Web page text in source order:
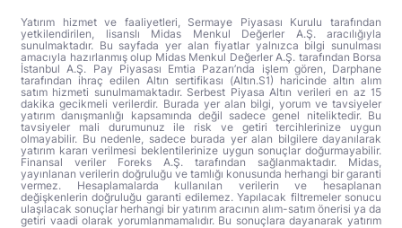
Yatırım hizmet ve faaliyetleri, Sermaye Piyasası Kurulu tarafından
yetkilendirilen, lisanslı Midas Menkul Değerler A.Ş. aracılığıyla
sunulmaktadır. Bu sayfada yer alan fiyatlar yalnızca bilgi sunulması
amacıyla hazırlanmış olup Midas Menkul Değerler A.Ş. tarafından Borsa
İstanbul A.Ş. Pay Piyasası Emtia Pazarı’nda işlem gören, Darphane
tarafından ihraç edilen Altın sertifikası (Altın.S1) haricinde altın alım
satım hizmeti sunulmamaktadır. Serbest Piyasa Altın verileri en az 15
dakika gecikmeli verilerdir. Burada yer alan bilgi, yorum ve tavsiyeler
yatırım danışmanlığı kapsamında değil sadece genel niteliktedir. Bu
tavsiyeler mali durumunuz ile risk ve getiri tercihlerinize uygun
olmayabilir. Bu nedenle, sadece burada yer alan bilgilere dayanılarak
yatırım kararı verilmesi beklentilerinize uygun sonuçlar doğurmayabilir.
Finansal veriler Foreks A.Ş. tarafından sağlanmaktadır. Midas,
yayınlanan verilerin doğruluğu ve tamlığı konusunda herhangi bir garanti
vermez. Hesaplamalarda kullanılan verilerin ve hesaplanan
değişkenlerin doğruluğu garanti edilemez. Yapılacak filtremeler sonucu
ulaşılacak sonuçlar herhangi bir yatırım aracının alım-satım önerisi ya da
getiri vaadi olarak yorumlanmamalıdır. Bu sonuçlara dayanarak yatırım